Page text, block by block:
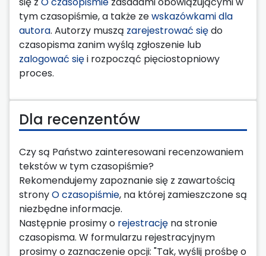
tym czasopiśmie, a także zewskazówkami dla
autora. Autorzy muszą zarejestrować siędo
czasopisma zanim wyślą zgłoszenie lub
zalogować sięi rozpocząć pięciostopniowy
proces.
Dla recenzentów
Czy są Państwo zainteresowani recenzowaniem
tekstów w tym czasopiśmie?
Rekomendujemy zapoznanie się z zawartością
stronyO czasopiśmie, na której zamieszczone są
niezbędne informacje.
Następnie prosimy o rejestrację na stronie
czasopisma. W formularzu rejestracyjnym
prosimy o zaznaczenie opcji: "Tak, wyślij prośbę o